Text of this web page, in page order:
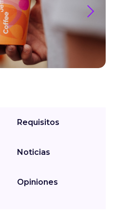
next
Requisitos
Noticias
Opiniones